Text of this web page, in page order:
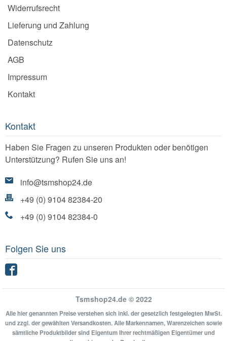
Widerrufsrecht
Lieferung und Zahlung
Datenschutz
AGB
Impressum
Kontakt
Kontakt
Haben Sie Fragen zu unseren Produkten oder benötigen
Unterstützung? Rufen Sie uns an!
info@tsmshop24.de
+49 (0) 9104 82384-20
+49 (0) 9104 82384-0
Folgen Sie uns
Tsmshop24.de © 2022
Alle hier genannten Preise verstehen sich inkl. der gesetzlich festgelegten MwSt.
und zzgl. der gewählten Versandkosten. Alle Markennamen, Warenzeichen sowie
sämtliche Produktbilder sind Eigentum Ihrer rechtmäßigen Eigentümer und